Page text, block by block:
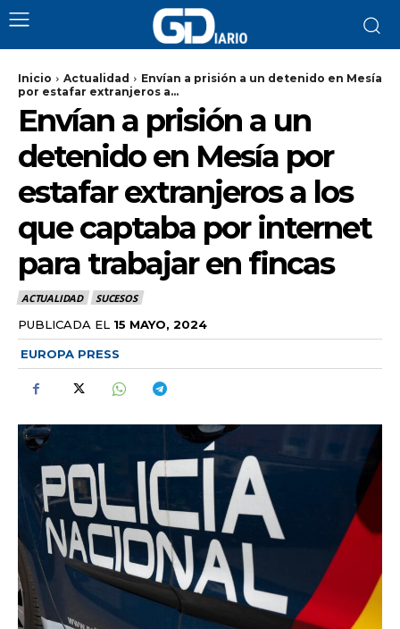
Inicio Actualidad
Envían a prisión a un detenido en Mesía
por estafar extranjeros a...
Envían a prisión a un
detenido en Mesía por
estafar extranjeros a los
que captaba por internet
para trabajar en fincas
ACTUALIDAD SUCESOS
PUBLICADA EL 15 MAYO, 2024
EUROPA PRESS